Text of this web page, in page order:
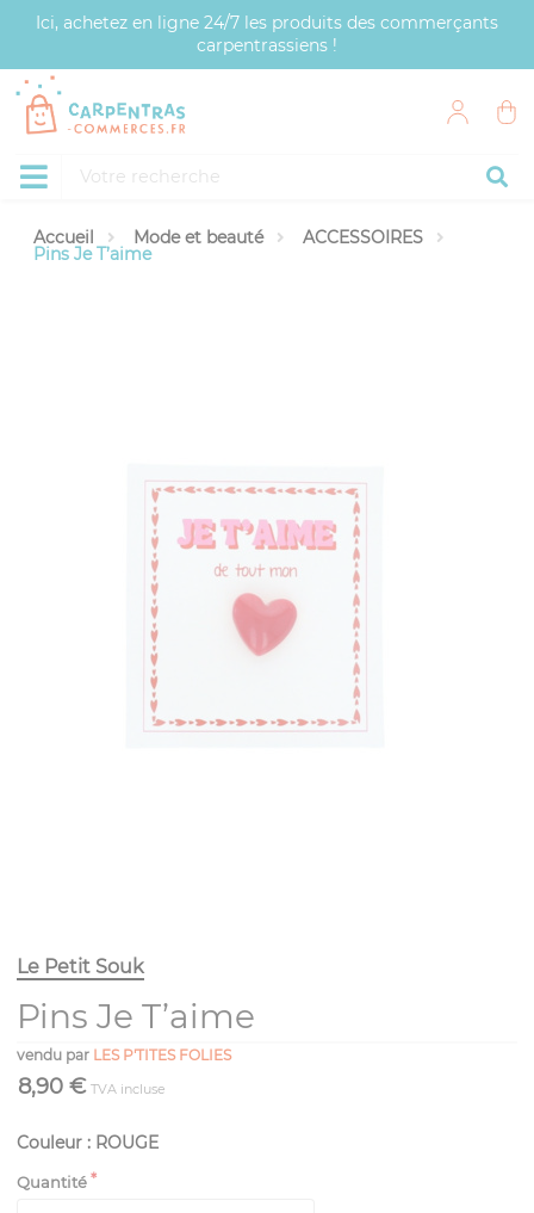
Ici, achetez en ligne 24/7 les produits des commerçants
carpentrassiens !
Accueil Mode et beauté ACCESSOIRES
Pins Je T’aime
Le Petit Souk
Pins Je T’aime
vendu par LES P'TITES FOLIES
8,90 € TVA incluse
Couleur : ROUGE
Quantité
Panneau de gestion des cookies